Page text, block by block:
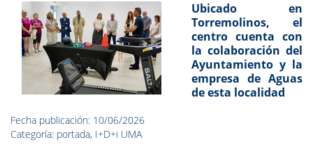
Ubicado en
Torremolinos, el
centro cuenta con
la colaboración del
Ayuntamiento y la
empresa de Aguas
de esta localidad
Fecha publicación: 10/06/2026
Categoría: portada, I+D+i UMA